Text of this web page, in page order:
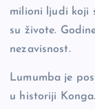
milioni ljudi koji
su živote.
nezavisnost.
Lumumba je
u historiji